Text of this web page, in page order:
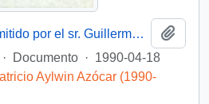
Memorando interno emitido por el sr. Guillermo Maturana Donoso, funcionario de la Dirección Administrativa del Palacio de La Moneda, dirigido al Presidente de la República, sr. Patricio Aylwin Azócar
· Documento · 1990-04-18
Aylwin Azócar (1990-